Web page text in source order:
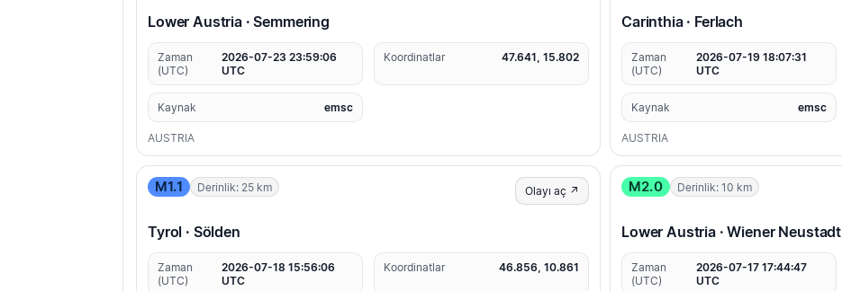
Lower Austria · Semmering
Zaman
(UTC)
2026-07-23 23:59:06
UTC
Koordinatlar 47.641, 15.802
Kaynak emsc
AUSTRIA
Carinthia · Ferlach
Zaman
(UTC)
2026-07-19 18:07:31
UTC
Kaynak emsc
AUSTRIA
M1.1 Derinlik: 25 km Olayı aç ↗
Tyrol · Sölden
Zaman
(UTC)
2026-07-18 15:56:06
UTC
Koordinatlar 46.856, 10.861
M2.0 Derinlik: 10 km
Lower Austria · Wiener Neustadt
Zaman
(UTC)
2026-07-17 17:44:47
UTC